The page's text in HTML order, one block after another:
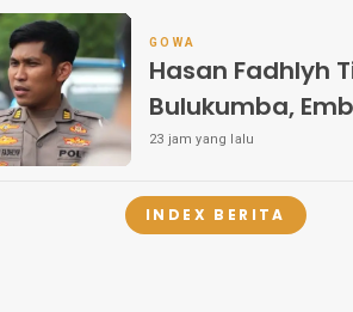
GOWA
Hasan Fadhlyh
Bulukumba,
23 jam yang lalu
INDEX BERITA